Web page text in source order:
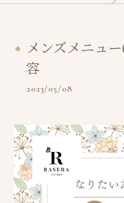
メンズメニュ
容
2023/05/08